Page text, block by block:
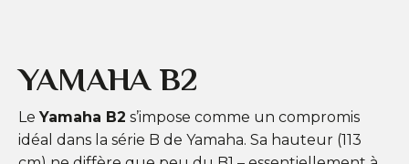
YAMAHA B2
Le Yamaha B2 s’impose comme un compromis
idéal dans la série B de Yamaha. Sa hauteur (113